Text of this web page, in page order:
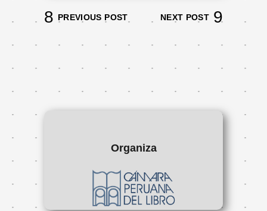
PREVIOUS POST NEXT POST
Organiza